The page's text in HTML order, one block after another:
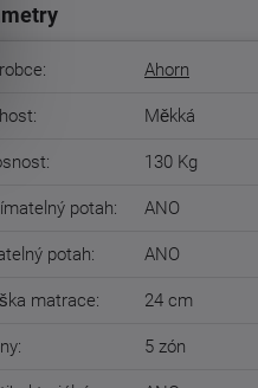
Ahorn
Měkká
130 Kg
potah: ANO
potah: ANO
matrace: 24 cm
5 zón